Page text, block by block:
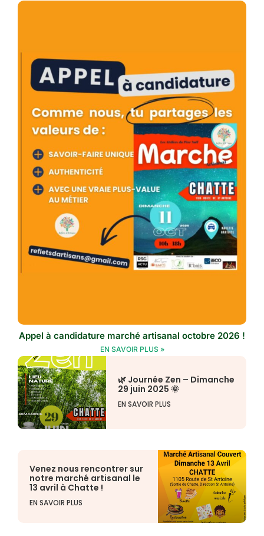
Appel à candidature marché artisanal octobre 2026 !
EN SAVOIR PLUS »
🌿 Journée Zen – Dimanche
29 juin 2025 🌞
EN SAVOIR PLUS
Venez nous rencontrer sur
notre marché artisanal le
13 avril à Chatte !
EN SAVOIR PLUS